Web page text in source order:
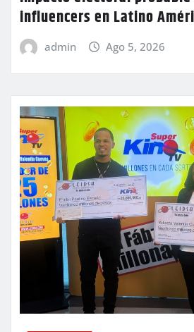
influencers en Latino
admin Ago 5, 2026